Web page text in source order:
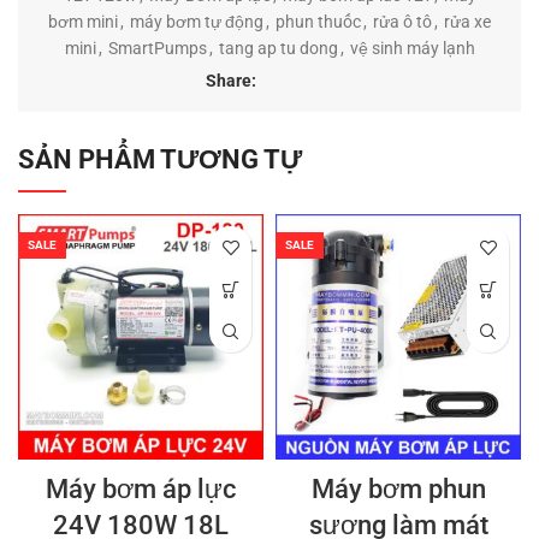
bơm mini, máy bơm tự động , phun thuốc, rửa ô tô, rửa xe
mini , SmartPumps , tang ap tu dong , vệ sinh máy lạnh
Share:
SẢN PHẨM TƯƠNG TỰ
SALE
Máy bơm áp lực
24V 180W 18L
SALE
Máy bơm phun
sương làm mát